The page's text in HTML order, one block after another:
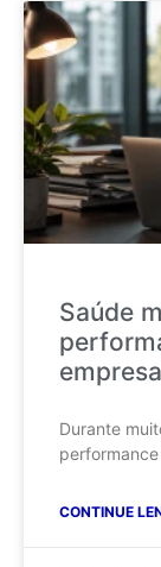
Saúde
Durante
CONTINUE